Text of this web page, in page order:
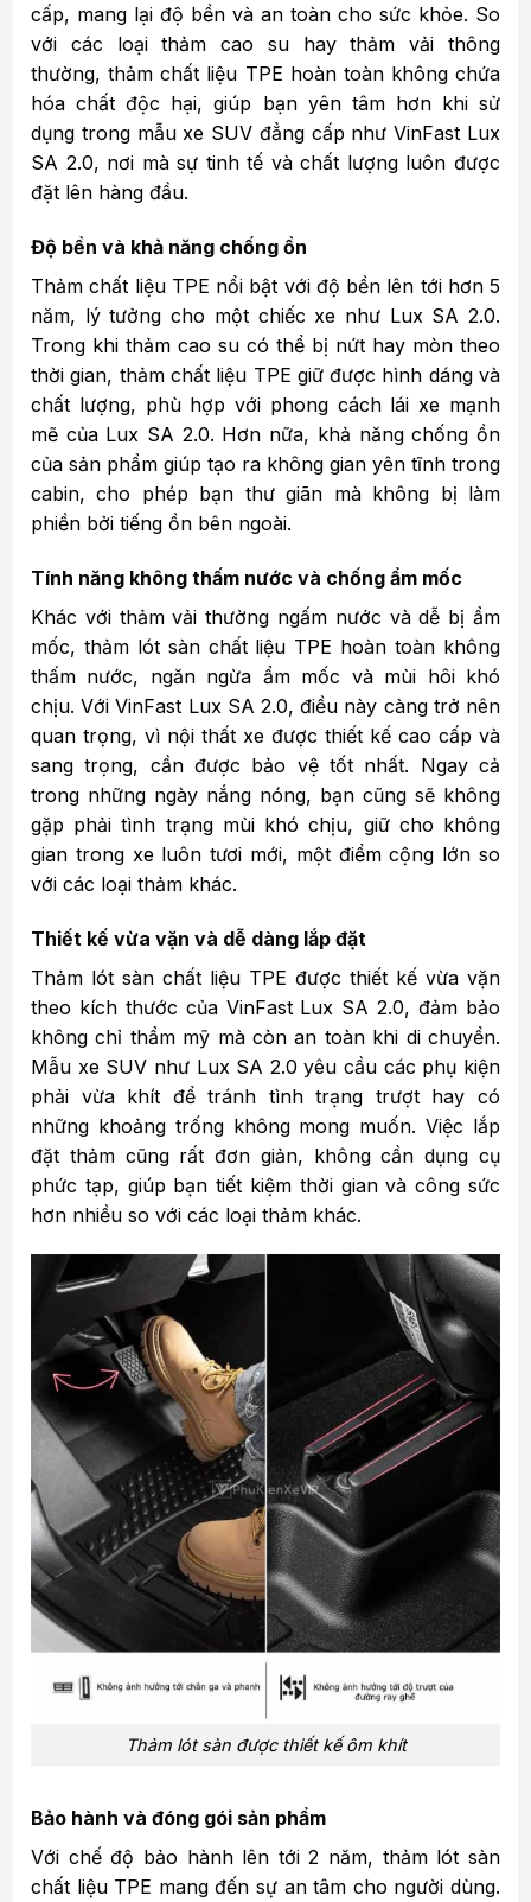
cấp, mang lại độ bền và an toàn cho sức khỏe. So
với các loại thảm cao su hay thảm vải thông
thường, thảm chất liệu TPE hoàn toàn không chứa
hóa chất độc hại, giúp bạn yên tâm hơn khi sử
dụng trong mẫu xe SUV đẳng cấp như VinFast Lux
SA 2.0, nơi mà sự tinh tế và chất lượng luôn được
đặt lên hàng đầu.
Độ bền và khả năng chống ồn
Thảm chất liệu TPE nổi bật với độ bền lên tới hơn 5
năm, lý tưởng cho một chiếc xe như Lux SA 2.0.
Trong khi thảm cao su có thể bị nứt hay mòn theo
thời gian, thảm chất liệu TPE giữ được hình dáng và
chất lượng, phù hợp với phong cách lái xe mạnh
mẽ của Lux SA 2.0. Hơn nữa, khả năng chống ồn
của sản phẩm giúp tạo ra không gian yên tĩnh trong
cabin, cho phép bạn thư giãn mà không bị làm
phiền bởi tiếng ồn bên ngoài.
Tính năng không thấm nước và chống ẩm mốc
Khác với thảm vải thường ngấm nước và dễ bị ẩm
mốc, thảm lót sàn chất liệu TPE hoàn toàn không
thấm nước, ngăn ngừa ẩm mốc và mùi hôi khó
chịu. Với VinFast Lux SA 2.0, điều này càng trở nên
quan trọng, vì nội thất xe được thiết kế cao cấp và
sang trọng, cần được bảo vệ tốt nhất. Ngay cả
trong những ngày nắng nóng, bạn cũng sẽ không
gặp phải tình trạng mùi khó chịu, giữ cho không
gian trong xe luôn tươi mới, một điểm cộng lớn so
với các loại thảm khác.
Thiết kế vừa vặn và dễ dàng lắp đặt
Thảm lót sàn chất liệu TPE được thiết kế vừa vặn
theo kích thước của VinFast Lux SA 2.0, đảm bảo
không chỉ thẩm mỹ mà còn an toàn khi di chuyển.
Mẫu xe SUV như Lux SA 2.0 yêu cầu các phụ kiện
phải vừa khít để tránh tình trạng trượt hay có
những khoảng trống không mong muốn. Việc lắp
đặt thảm cũng rất đơn giản, không cần dụng cụ
phức tạp, giúp bạn tiết kiệm thời gian và công sức
hơn nhiều so với các loại thảm khác.
Thảm lót sàn được thiết kế ôm khít
Bảo hành và đóng gói sản phẩm
Với chế độ bảo hành lên tới 2 năm, thảm lót sàn
chất liệu TPE mang đến sự an tâm cho người dùng.